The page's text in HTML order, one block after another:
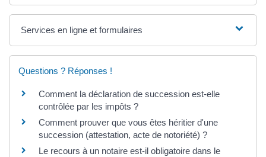
Services en ligne et formulaires
Questions ? Réponses !
Comment la déclaration de succession est-elle
contrôlée par les impôts ?
Comment prouver que vous êtes héritier d'une
succession (attestation, acte de notoriété) ?
Le recours à un notaire est-il obligatoire dans le